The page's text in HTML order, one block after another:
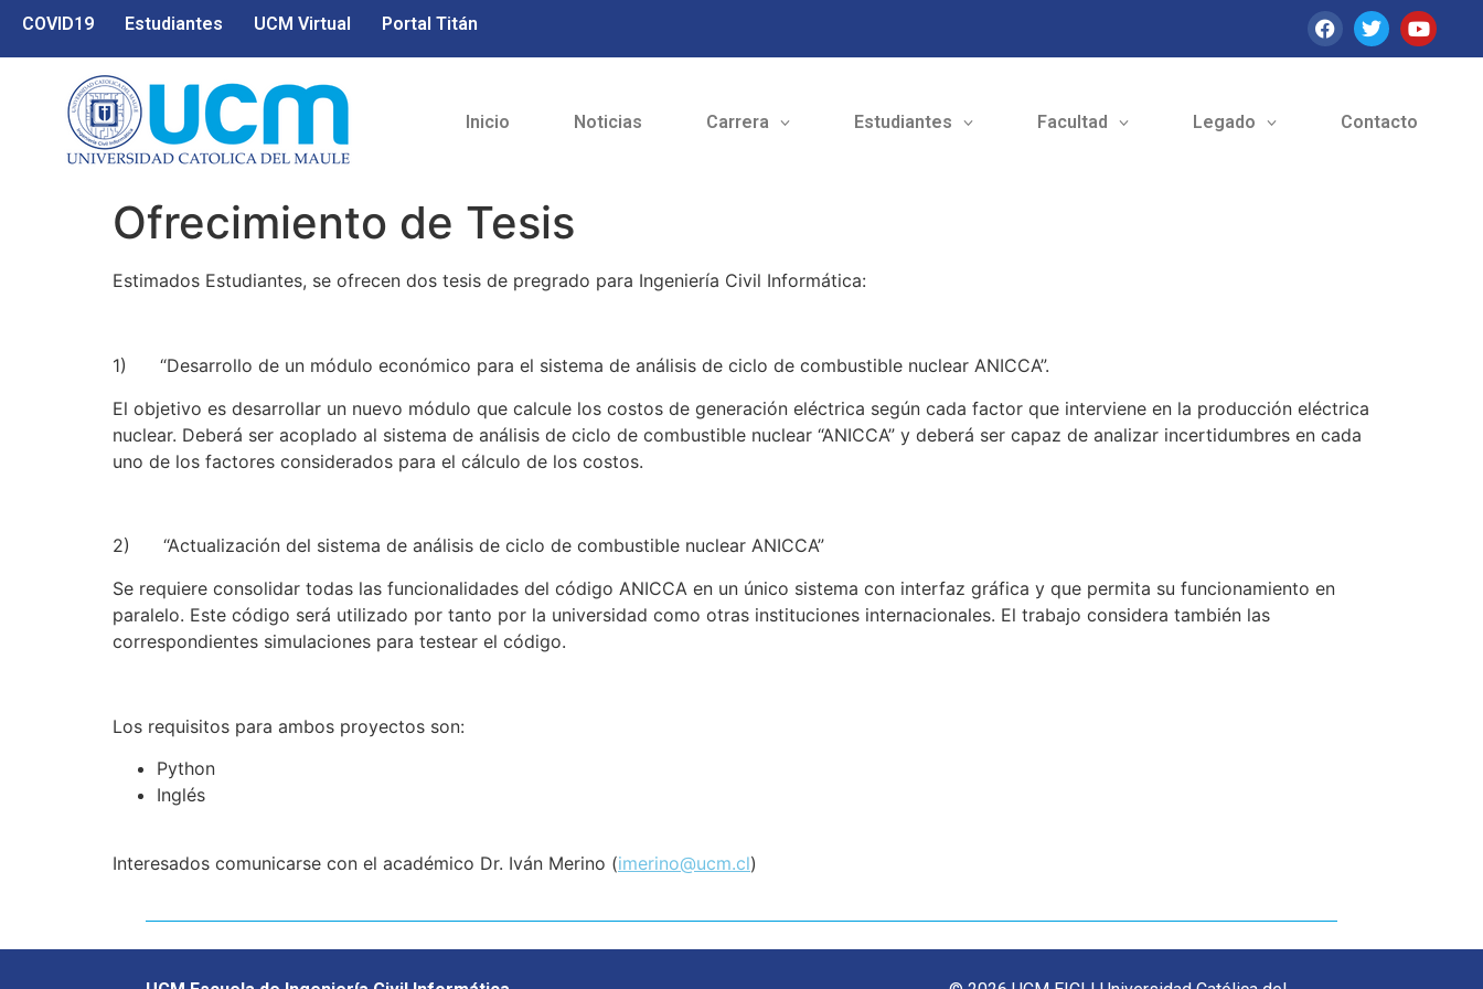
COVID19 Estudiantes UCM Virtual Portal Titán
Inicio Noticias Carrera Estudiantes Facultad Legado Contacto
Ofrecimiento de Tesis
Estimados Estudiantes, se ofrecen dos tesis de pregrado para Ingeniería Civil Informática:
1) “Desarrollo de un módulo económico para el sistema de análisis de ciclo de combustible nuclear ANICCA”.
El objetivo es desarrollar un nuevo módulo que calcule los costos de generación eléctrica según cada factor que interviene en la producción eléctrica
nuclear. Deberá ser acoplado al sistema de análisis de ciclo de combustible nuclear “ANICCA” y deberá ser capaz de analizar incertidumbres en cada
uno de los factores considerados para el cálculo de los costos.
2) “Actualización del sistema de análisis de ciclo de combustible nuclear ANICCA”
Se requiere consolidar todas las funcionalidades del código ANICCA en un único sistema con interfaz gráfica y que permita su funcionamiento en
paralelo. Este código será utilizado por tanto por la universidad como otras instituciones internacionales. El trabajo considera también las
correspondientes simulaciones para testear el código.
Los requisitos para ambos proyectos son:
Python
Inglés
Interesados comunicarse con el académico Dr. Iván Merino (imerino@ucm.cl)